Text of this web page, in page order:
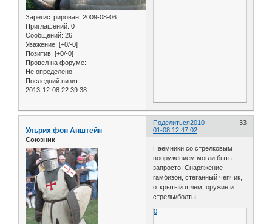
Зарегистрирован: 2009-08-06
Приглашений: 0
Сообщений: 26
Уважение: [+0/-0]
Позитив: [+0/-0]
Провел на форуме:
Не определено
Последний визит:
2013-12-08 22:39:38
Поделиться 33
2010-
01-08 12:47:02
Ульрих фон Анштейн
Союзник
Наемники со стрелковым
вооружением могли быть
запросто. Снаряжение -
гамбизон, стеганный чепчик,
открытый шлем, оружие и
стрелы/болты.
0